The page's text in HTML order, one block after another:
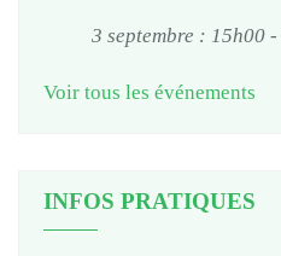
3 septembre : 15h00 -
Voir tous les événements
INFOS PRATIQUES